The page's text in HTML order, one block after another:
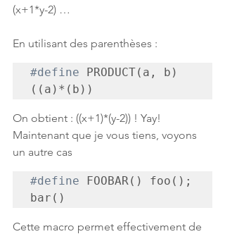
(x+1*y-2) …
En utilisant des parenthèses :
#define PRODUCT(a, b)
((a)*(b))
On obtient : ((x+1)*(y-2)) ! Yay!
Maintenant que je vous tiens, voyons
un autre cas
#define FOOBAR() foo();
bar()
Cette macro permet effectivement de